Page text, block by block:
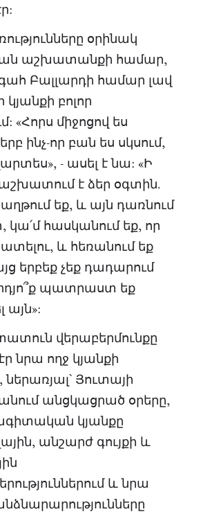
օրինակ
աշխատանքի համար,
Բալլարդի համար լավ
բոլոր
«Հորս միջոցով ես
ինչ-որ բան ես սկսում,
- ասել է նա: «Ի
աշխատում է ձեր օգտին.
եք, և այն դառնում
կա՛մ հասկանում եք, որ
և հեռանում եք
երբեք չեք դադարում
պատրաստ եք
այն»:
վերաբերմունքը
նրա ողջ կյանքի
ներառյալ՝ Յուտայի
անցկացրած օրերը,
կյանքը
անշարժ գույքի և
և նրա